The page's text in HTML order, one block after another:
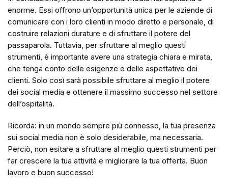
enorme. Essi offrono un’opportunità unica per le aziende di
comunicare con i loro clienti in modo diretto e personale, di
costruire relazioni durature e di sfruttare il potere del
passaparola. Tuttavia, per sfruttare al meglio questi
strumenti, è importante avere una strategia chiara e mirata,
che tenga conto delle esigenze e delle aspettative dei
clienti. Solo così sarà possibile sfruttare al meglio il potere
dei social media e ottenere il massimo successo nel settore
dell’ospitalità.
Ricorda: in un mondo sempre più connesso, la tua presenza
sui social media non è solo desiderabile, ma necessaria.
Perciò, non esitare a sfruttare al meglio questi strumenti per
far crescere la tua attività e migliorare la tua offerta. Buon
lavoro e buon successo!